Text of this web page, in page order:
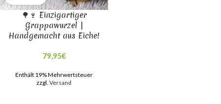
🌳🍷 Einzigartiger
Grappawurzel |
Handgemacht aus Eiche!
79,95€
Enthält 19% Mehrwertsteuer
zzgl. Versand